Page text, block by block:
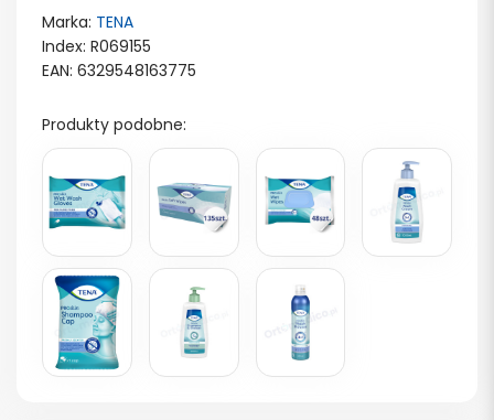
Marka: TENA
Index: R069155
EAN: 6329548163775
Produkty podobne: